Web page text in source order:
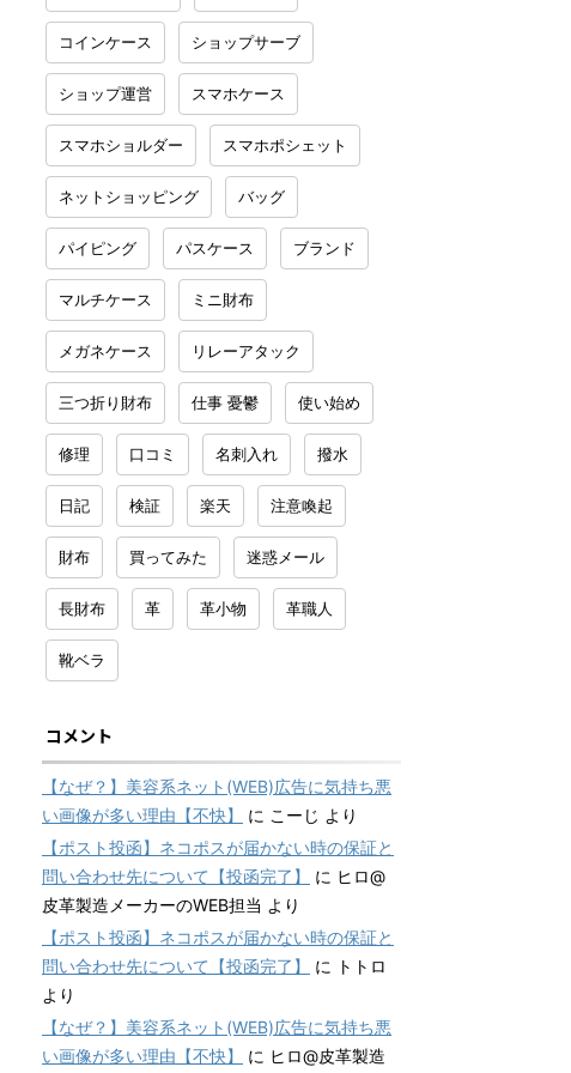
コインケース ショップサーブ
ショップ運営 スマホケース
スマホショルダー スマホポシェット
ネットショッピング バッグ
パイピング パスケース ブランド
マルチケース ミニ財布
メガネケース リレーアタック
三つ折り財布 仕事 憂鬱 使い始め
修理 口コミ 名刺入れ 撥水
日記 検証 楽天 注意喚起
財布 買ってみた 迷惑メール
長財布 革 革小物 革職人
靴ベラ
コメント
【なぜ？】美容系ネット(WEB)広告に気持ち悪
い画像が多い理由【不快】
に こーじ より
【ポスト投函】ネコポスが届かない時の保証と
問い合わせ先について【投函完了】
に ヒロ@
皮革製造メーカーのWEB担当 より
【ポスト投函】ネコポスが届かない時の保証と
問い合わせ先について【投函完了】
に トトロ
より
【なぜ？】美容系ネット(WEB)広告に気持ち悪
い画像が多い理由【不快】
に ヒロ@皮革製造